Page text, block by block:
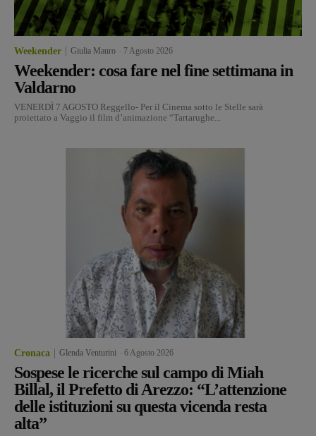
Weekender Giulia Mauro 7 Agosto 2026
Weekender: cosa fare nel fine settimana in
Valdarno
VENERDÌ 7 AGOSTO Reggello- Per il Cinema sotto le Stelle sarà
proiettato a Vaggio il film d’animazione “Tartarughe...
Cronaca Glenda Venturini 6 Agosto 2026
Sospese le ricerche sul campo di Miah
Billal, il Prefetto di Arezzo: “L’attenzione
delle istituzioni su questa vicenda resta
alta”